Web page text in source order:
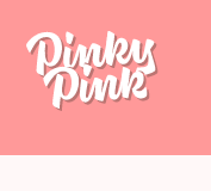
Перейти
навигации
Перейти
содержимому
Главная